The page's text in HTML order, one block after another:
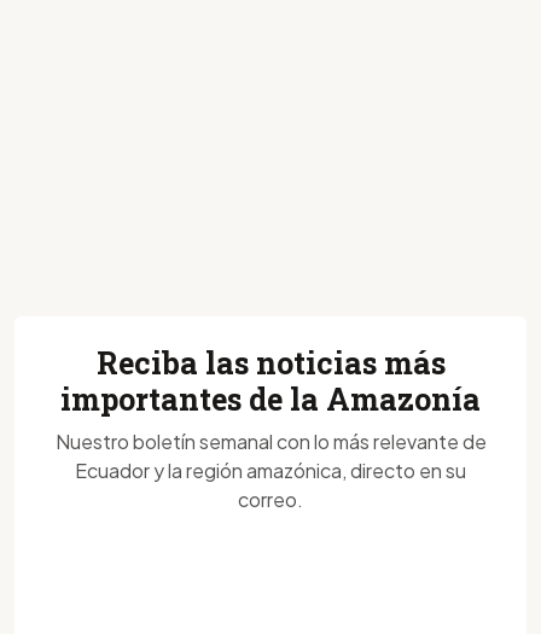
Reciba las noticias más
importantes de la Amazonía
Nuestro boletín semanal con lo más relevante de
Ecuador y la región amazónica, directo en su
correo.